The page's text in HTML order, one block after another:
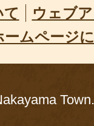
ウェブ
ームページ